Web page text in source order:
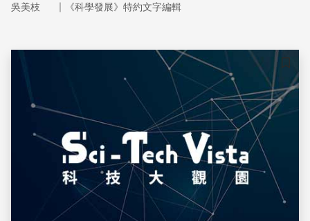
研究成果顯示，糖尿病及其引發的腦中風已不再是老年人的
吳美枝 ｜ 《科學發展》特約文字編輯
儲存